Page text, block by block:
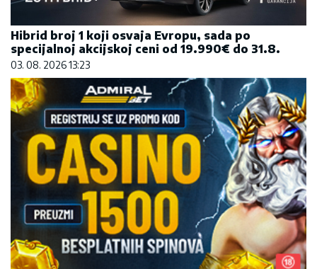
Hibrid broj 1 koji osvaja Evropu, sada po
specijalnoj akcijskoj ceni od 19.990€ do 31.8.
03. 08. 2026 13:23